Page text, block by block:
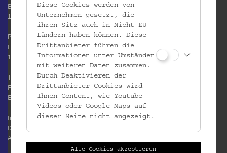
Baumgartner Höhe 1
1140 Wien
Postanschrift:
Laudongasse 15-19
1080 Wien
T:
+43 1 406 89 05
F: +43 1 406 89 05.88
E:
office@volkskundemuseum.at
Impressum
Datenschutz
AGB
Diese Cookies werden von
Unternehmen gesetzt, die
ihren Sitz auch in Nicht-EU-
Ländern haben können. Diese
Drittanbieter führen die
Informationen unter Umständen
mit weiteren Daten zusammen.
Durch Deaktivieren der
Drittanbieter Cookies wird
Ihnen Content, wie Youtube-
Videos oder Google Maps auf
dieser Seite nicht angezeigt.
Alle Cookies akzeptieren